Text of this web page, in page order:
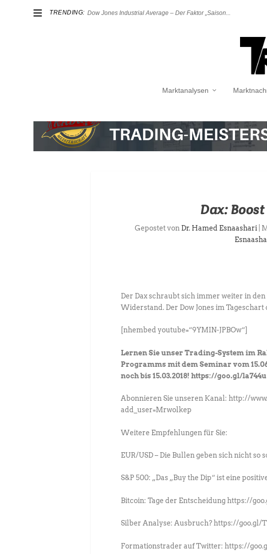
TRENDING: Dow Jones Industrial Average – Der Faktor „Saison...
Marktanalysen
Dax:
Gepostet von Dr. Hamed Esnaashari
Der Dax schraubt sich immer weiter in
Widerstand. Der Dow Jones im Tageschart
[nhembed youtube=“9YMIN-JPBOw“]
Lernen Sie unser Trading-System im
Programms mit dem Seminar vom
noch bis 15.03.2018! https://goo.gl/la744u
Abonnieren Sie unseren Kanal: http://
add_user=Mrwolkep
Weitere Empfehlungen für Sie:
EUR/USD – Die Bullen geben sich nicht
S&P 500: „Das „Buy the Dip“ ist eine
Bitcoin: Tage der Entscheidung https://
Silber Analyse: Ausbruch? https://goo.gl/
Formationstrader auf Twitter: https://